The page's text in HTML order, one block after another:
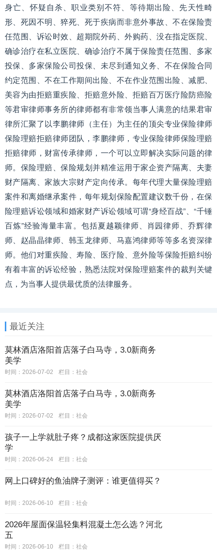
身亡、怀疑自杀、职业类别不符、等待期出险、先天性畸
形、死因不明、猝死、死于疾病而非意外事故、不在保险责
任范围、诉讼时效、超期院外药、外购药、没在指定医院、
确诊治疗在私立医院、确诊治疗不属于保险责任范围、多家
投保、多家保险公司投保、未尽到通知义务、不在保险合同
约定范围、不在工作期间出险、不在作业范围出险、减肥、
美容为由拒赔重疾险、拒赔意外险、拒赔百万医疗险防癌险
等君审律师事务所的律师都有非常领当事人满意的结果君审
律所汇聚了以李鹏律师（主任）为主任的顶尖专业保险律师
保险理赔拒赔律师团队，李鹏律师，专业保险律师保险理赔
拒赔律师，财富传承律师，一个可以立即解决实际问题的律
师。保险理赔、保险规划并精准运用于家企资产隔离、夫妻
财产隔离、家族大宗财产定向传承。每年代理大量保险理赔
案件和离婚继承案件，每年规划保险配置建议数千份，在保
险理赔诉讼领域和婚家财产诉讼领域可谓“身经百战”、“千锤
百炼”经验海量丰富。包括夏越颖律师、肖园律师、乔辉律
师、赵晶晶律师、韩玉龙律师、马嘉鸿律师等等多名资深律
师。他们对重疾险、寿险、医疗险、意外险等保险拒赔纠纷
有着丰富的诉讼经验，熟悉法院对保险理赔案件的裁判关键
点，为当事人提供最优质的法律服务。
最近关注
莫林酒店洛阳首店落子白马寺，3.0新商务
美学
时间：2026-07-02 栏目： 社会
莫林酒店洛阳首店落子白马寺，3.0新商务
美学
时间：2026-07-02 栏目： 社会
孩子一上学就肚子疼？成都这家医院提供厌
学
时间：2026-06-24 栏目： 社会
网上口碑好的鱼油牌子测评：谁更值得买？
时间：2026-06-10 栏目： 社会
2026年屋面保温轻集料混凝土怎么选？河北
五
时间：2026-06-10 栏目： 社会